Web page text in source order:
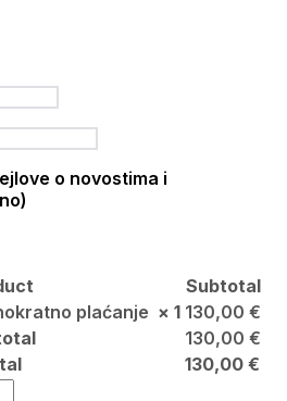
o novostima i
Subtotal
plaćanje × 1 130,00 €
130,00 €
130,00 €